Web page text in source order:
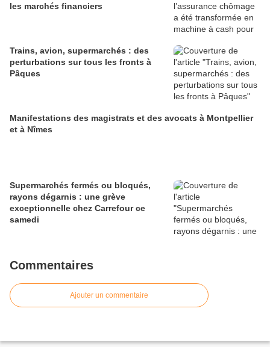
les marchés financiers
Trains, avion, supermarchés : des
perturbations sur tous les fronts à
Pâques
Manifestations des magistrats et des avocats à Montpellier
et à Nîmes
Supermarchés fermés ou bloqués,
rayons dégarnis : une grève
exceptionnelle chez Carrefour ce
samedi
Commentaires
Ajouter un commentaire